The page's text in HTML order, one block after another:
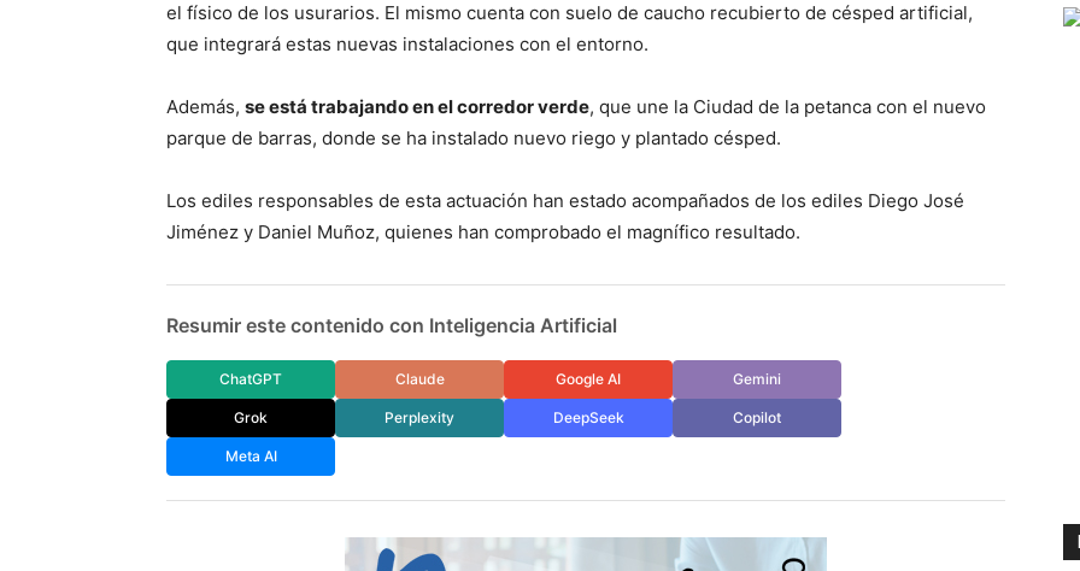
el físico de los usurarios. El mismo cuenta con suelo de caucho recubierto de césped artificial,
que integrará estas nuevas instalaciones con el entorno.
Además, se está trabajando en el corredor verde, que une la Ciudad de la petanca con el nuevo
parque de barras, donde se ha instalado nuevo riego y plantado césped.
Los ediles responsables de esta actuación han estado acompañados de los ediles Diego José
Jiménez y Daniel Muñoz, quienes han comprobado el magnífico resultado.
Resumir este contenido con Inteligencia Artificial
ChatGPT Claude Google AI Gemini
Grok Perplexity DeepSeek Copilot
Meta AI